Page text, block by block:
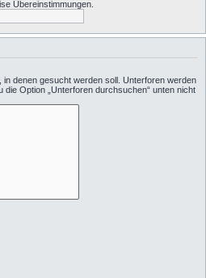
Übereinstimmungen.
denen gesucht werden soll. Unterforen werden
Option „Unterforen durchsuchen“ unten nicht